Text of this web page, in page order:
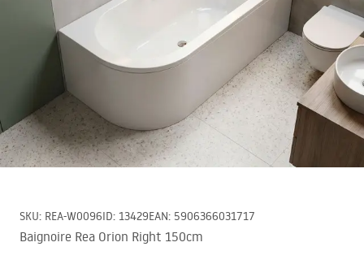
SKU: REA-W0096ID: 13429EAN: 5906366031717
Baignoire Rea Orion Right 150cm